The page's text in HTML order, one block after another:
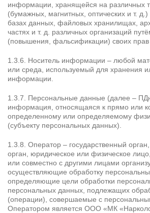
информации, хранящейся на различных
(бумажных, магнитных, оптических и т.
базах данных, файловых хранилищах,
частях и т. д. различных организаций
(повышения, фальсификации) своих прав
1.3.6. Носитель информации – любой
или среда, используемый для хранения
информации.
1.3.7. Персональные данные (далее –
информация, относящаяся к прямо или
определенному или определяемому
(субъекту персональных данных).
1.3.8. Оператор – государственный
орган, юридическое или физическое
или совместно с другими лицами
осуществляющие обработку
определяющие цели обработки
персональных данных, подлежащих
(операции), совершаемые с
Оператором является ООО «МК